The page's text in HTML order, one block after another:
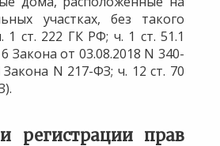
участках, без такого
1 ст. 222 ГК РФ; ч. 1 ст. 51.1
Закона от 03.08.2018 N 340-
N 217-ФЗ; ч. 12 ст. 70
регистрации прав